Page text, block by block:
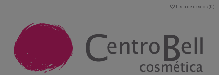
Lista de deseos (0 )